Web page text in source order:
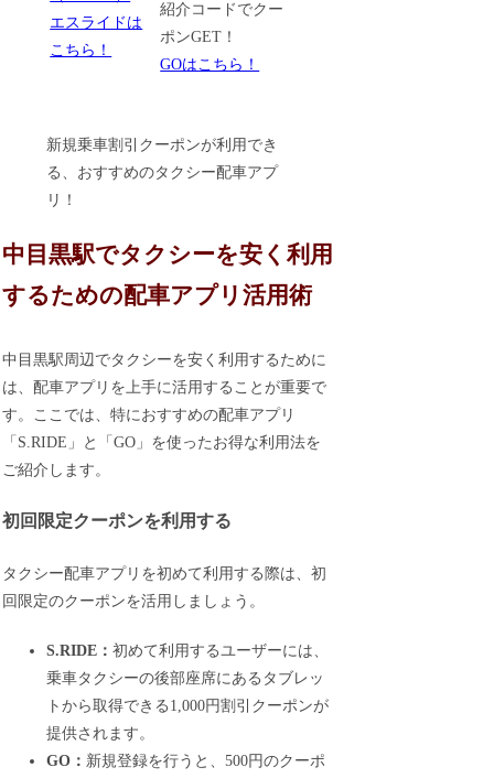
エスライドは
こちら！
紹介コードでクー
ポンGET！
GOはこちら！
新規乗車割引クーポンが利用でき
る、おすすめのタクシー配車アプ
リ！
中目黒駅でタクシーを安く利用
するための配車アプリ活用術
中目黒駅周辺でタクシーを安く利用するために
は、配車アプリを上手に活用することが重要で
す。ここでは、特におすすめの配車アプリ
「S.RIDE」と「GO」を使ったお得な利用法を
ご紹介します。
初回限定クーポンを利用する
タクシー配車アプリを初めて利用する際は、初
回限定のクーポンを活用しましょう。
S.RIDE：初めて利用するユーザーには、
乗車タクシーの後部座席にあるタブレッ
トから取得できる1,000円割引クーポンが
提供されます。
GO： 新規登録を行うと、500円のクーポ